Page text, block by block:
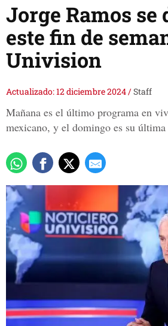
Jorge Ramos se
este fin de
Univision
Actualizado: 12 diciembre 2024/Staff
Mañana es el último programa en
mexicano, y el domingo es su última